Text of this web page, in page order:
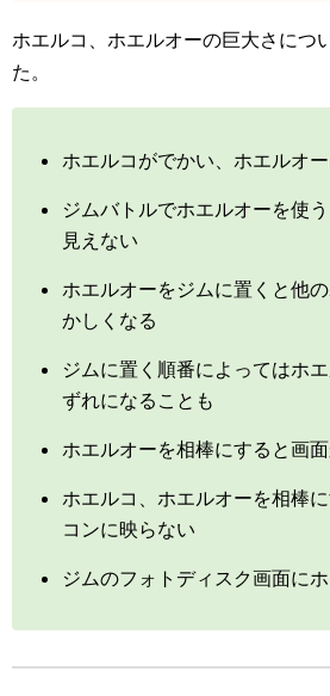
ホエルコ、ホエルオーの巨大さにつ
た。
ホエルコがでかい、ホエルオ
ジムバトルでホエルオーを使
見えない
ホエルオーをジムに置くと他
かしくなる
ジムに置く順番によってはホ
ずれになることも
ホエルオーを相棒にすると画
ホエルコ、ホエルオーを相棒
コンに映らない
ジムのフォトディスク画面に